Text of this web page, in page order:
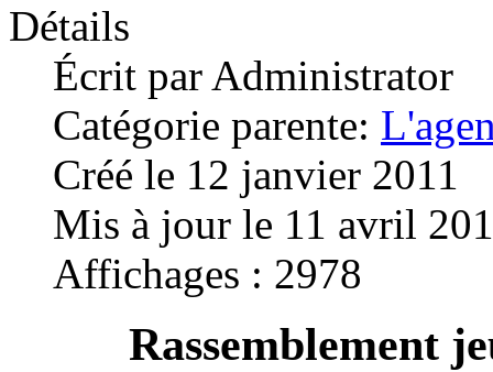
Détails
Écrit par Administrator
Catégorie parente:
Créé le 12 janvier 2011
Mis à jour le 11 avril
Affichages : 2978
Rassemblement